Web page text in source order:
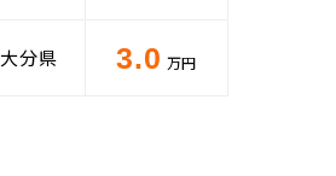
大分県 3.0 万円